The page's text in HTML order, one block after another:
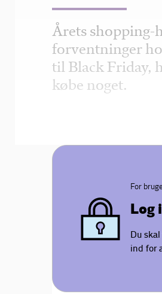
Årets shopping-
forventninger
til Black Friday,
købe noget.
For
Log
Du
ind for